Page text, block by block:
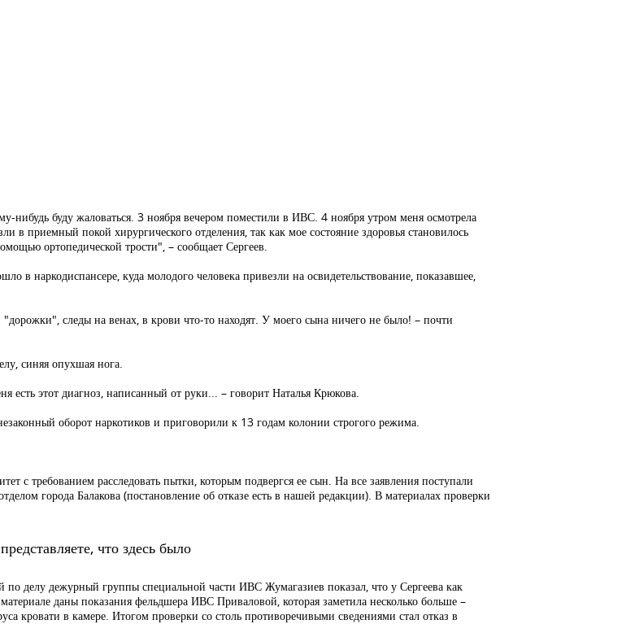
буду жаловаться. 3 ноября вечером поместили в ИВС. 4 ноября утром меня осмотрела
приемный покой хирургического отделения, так как мое состояние здоровья становилось
ортопедической трости", – сообщает Сергеев.
в наркодиспансере, куда молодого человека привезли на освидетельствование, показавшее,
следы на венах, в крови что-то находят. У моего сына ничего не было! – почти
синяя опухшая нога.
этот диагноз, написанный от руки... – говорит Наталья Крюкова.
оборот наркотиков и приговорили к 13 годам колонии строгого режима.
с требованием расследовать пытки, которым подвергся ее сын. На все заявления поступали
города Балакова (постановление об отказе есть в нашей редакции). В материалах проверки
что здесь было
делу дежурный группы специальной части ИВС Жумагазиев показал, что у Сергеева как
даны показания фельдшера ИВС Приваловой, которая заметила несколько больше –
кровати в камере. Итогом проверки со столь противоречивыми сведениями стал отказ в